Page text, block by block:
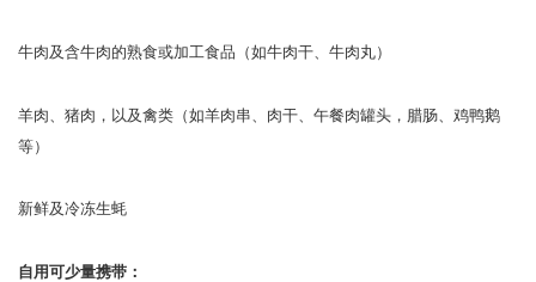
牛肉及含牛肉的熟食或加工食品（如牛肉干、牛肉丸）
羊肉、猪肉，以及禽类（如羊肉串、肉干、午餐肉罐头，腊肠、鸡鸭鹅
等）
新鲜及冷冻生蚝
自用可少量携带：